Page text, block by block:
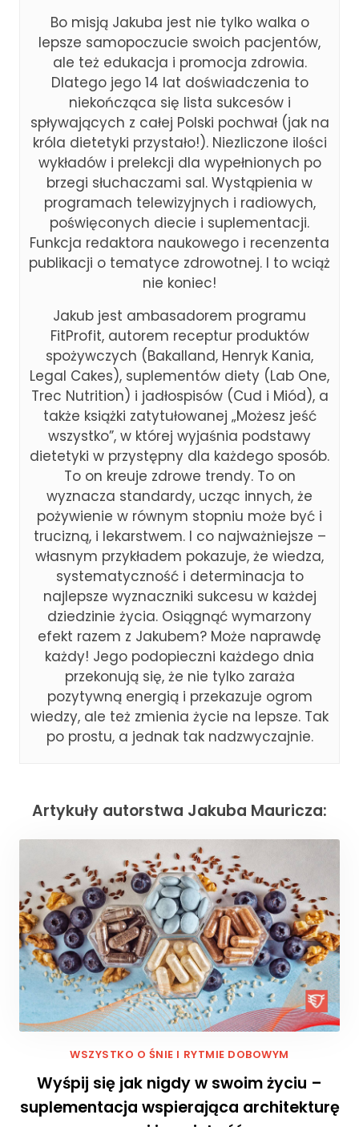
Bo misją Jakuba jest nie tylko walka o
lepsze samopoczucie swoich pacjentów,
ale też edukacja i promocja zdrowia.
Dlatego jego 14 lat doświadczenia to
niekończąca się lista sukcesów i
spływających z całej Polski pochwał (jak na
króla dietetyki przystało!). Niezliczone ilości
wykładów i prelekcji dla wypełnionych po
brzegi słuchaczami sal. Wystąpienia w
programach telewizyjnych i radiowych,
poświęconych diecie i suplementacji.
Funkcja redaktora naukowego i recenzenta
publikacji o tematyce zdrowotnej. I to wciąż
nie koniec!
Jakub jest ambasadorem programu
FitProfit, autorem receptur produktów
spożywczych (Bakalland, Henryk Kania,
Legal Cakes), suplementów diety (Lab One,
Trec Nutrition) i jadłospisów (Cud i Miód), a
także książki zatytułowanej „Możesz jeść
wszystko”, w której wyjaśnia podstawy
dietetyki w przystępny dla każdego sposób.
To on kreuje zdrowe trendy. To on
wyznacza standardy, ucząc innych, że
pożywienie w równym stopniu może być i
trucizną, i lekarstwem. I co najważniejsze –
własnym przykładem pokazuje, że wiedza,
systematyczność i determinacja to
najlepsze wyznaczniki sukcesu w każdej
dziedzinie życia. Osiągnąć wymarzony
efekt razem z Jakubem? Może naprawdę
każdy! Jego podopieczni każdego dnia
przekonują się, że nie tylko zaraża
pozytywną energią i przekazuje ogrom
wiedzy, ale też zmienia życie na lepsze. Tak
po prostu, a jednak tak nadzwyczajnie.
Artykuły autorstwa Jakuba Mauricza:
WSZYSTKO O ŚNIE I RYTMIE DOBOWYM
Wyśpij się jak nigdy w swoim życiu –
suplementacja wspierająca architekturę